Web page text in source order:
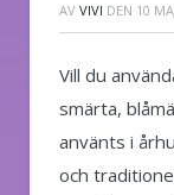
AV VIVI DEN 10
Vill du
smärta,
använts i
och